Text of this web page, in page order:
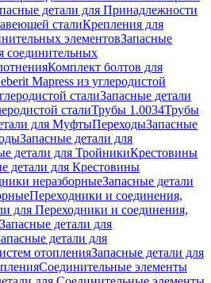
детали для Принадлежности
сталиКрепления для
элементовЗапасные
соединительных
Комплект болтов для
Mapress из углеродистой
сталиЗапасные детали
сталиТрубы 1.0034Трубы
для МуфтыПереходыЗапасные
Запасные детали для
детали для ТройникиКрестовины
детали для Крестовины
неразборныеЗапасные детали
Переходники и соединения,
для Переходники и соединения,
Запасные детали для
детали для
отопленияЗапасные детали для
Соединительные элементы